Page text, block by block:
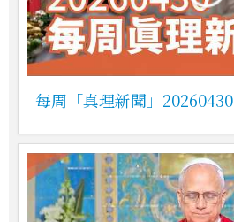
每周「真理新聞」20260430